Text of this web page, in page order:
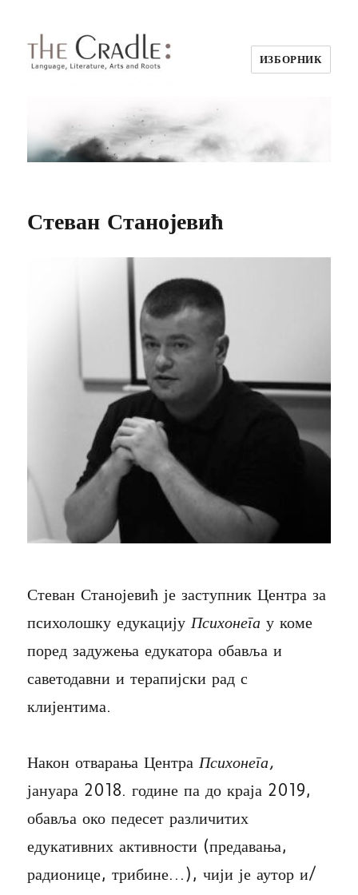
ИЗБОРНИК
Стеван Станојевић
Стеван Станојевић је заступник Центра за
психолошку едукацију Психонега у коме
поред задужења едукатора обавља и
саветодавни и терапијски рад с
клијентима.
Након отварања Центра Психонега,
јануара 2018. године па до краја 2019,
обавља око педесет различитих
едукативних активности (предавања,
радионице, трибине…), чији је аутор и/